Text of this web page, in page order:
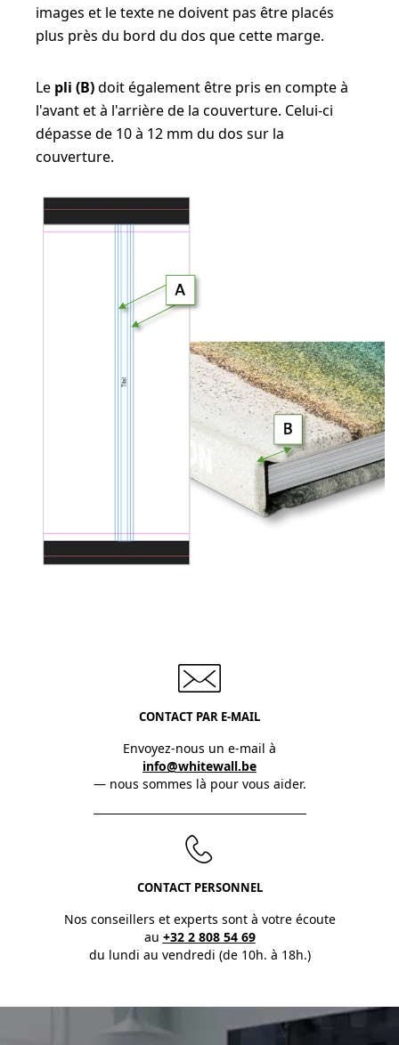
images et le texte ne doivent pas être placés
plus près du bord du dos que cette marge.
Le pli (B)doit également être pris en compte à
l'avant et à l'arrière de la couverture. Celui-ci
dépasse de 10 à 12 mm du dos sur la
couverture.
CONTACT PAR E-MAIL
Envoyez-nous un e-mail à
info@whitewall.be
— nous sommes là pour vous aider.
CONTACT PERSONNEL
Nos conseillers et experts sont à votre écoute
au +32 2 808 54 69
du lundi au vendredi (de 10h. à 18h.)